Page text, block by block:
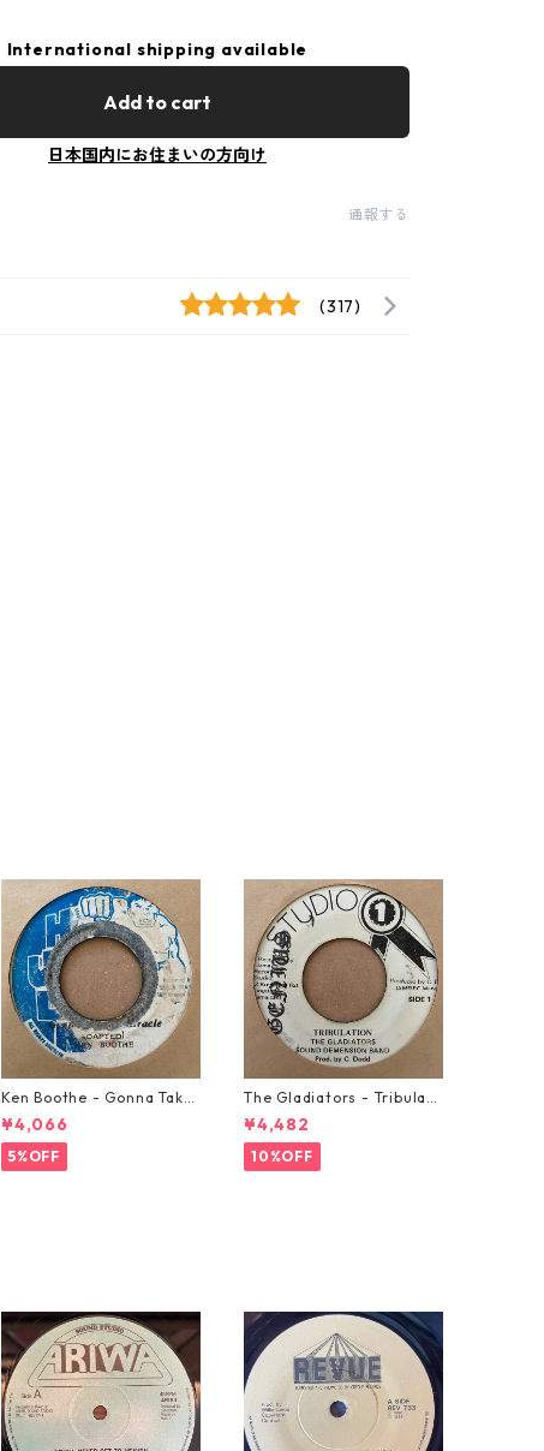
International shipping available
Add to cart
日本国内にお住まいの方向け
通報する
(317)
Ken Boothe - Gonna Take
A Miracle【7-21362】
¥4,066
5%OFF
The Gladiators - Tribulati
on【7-21365】
¥4,482
10%OFF